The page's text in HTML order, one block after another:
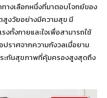
างเลือกหนึ่งที่มาตอบโจทย์ของ
สูงวัยอย่างมีความสุข มี
งกายและใจเพื่อสามารถใช้
ราศจากความกังวลเมื่อยาม
กันสุขภาพที่คุ้มครองสูงสุดถึง